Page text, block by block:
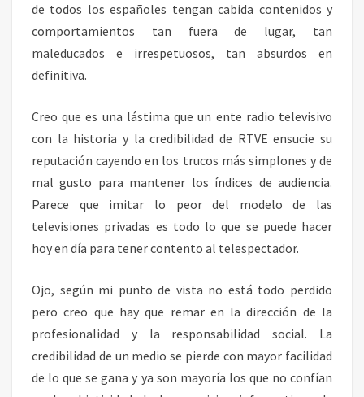
de todos los españoles tengan cabida contenidos y
comportamientos tan fuera de lugar, tan
maleducados e irrespetuosos, tan absurdos en
definitiva.
Creo que es una lástima que un ente radio televisivo
con la historia y la credibilidad de RTVE ensucie su
reputación cayendo en los trucos más simplones y de
mal gusto para mantener los índices de audiencia.
Parece que imitar lo peor del modelo de las
televisiones privadas es todo lo que se puede hacer
hoy en día para tener contento al telespectador.
Ojo, según mi punto de vista no está todo perdido
pero creo que hay que remar en la dirección de la
profesionalidad y la responsabilidad social. La
credibilidad de un medio se pierde con mayor facilidad
de lo que se gana y ya son mayoría los que no confían